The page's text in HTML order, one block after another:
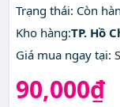
Trạng thái: Còn
Kho hàng:TP. Hồ
Giá mua ngay tại:
90,000₫